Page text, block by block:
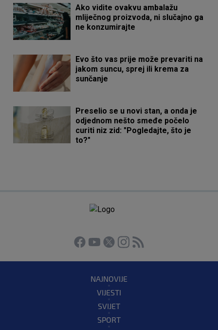
Ako vidite ovakvu ambalažu
mliječnog proizvoda, ni slučajno ga
ne konzumirajte
Evo što vas prije može prevariti na
jakom suncu, sprej ili krema za
sunčanje
Preselio se u novi stan, a onda je
odjednom nešto smeđe počelo
curiti niz zid: "Pogledajte, što je
to?"
NAJNOVIJE
VIJESTI
SVIJET
SPORT